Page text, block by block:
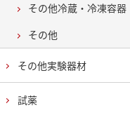
その他冷蔵・冷凍容器
その他
その他実験器材
試薬